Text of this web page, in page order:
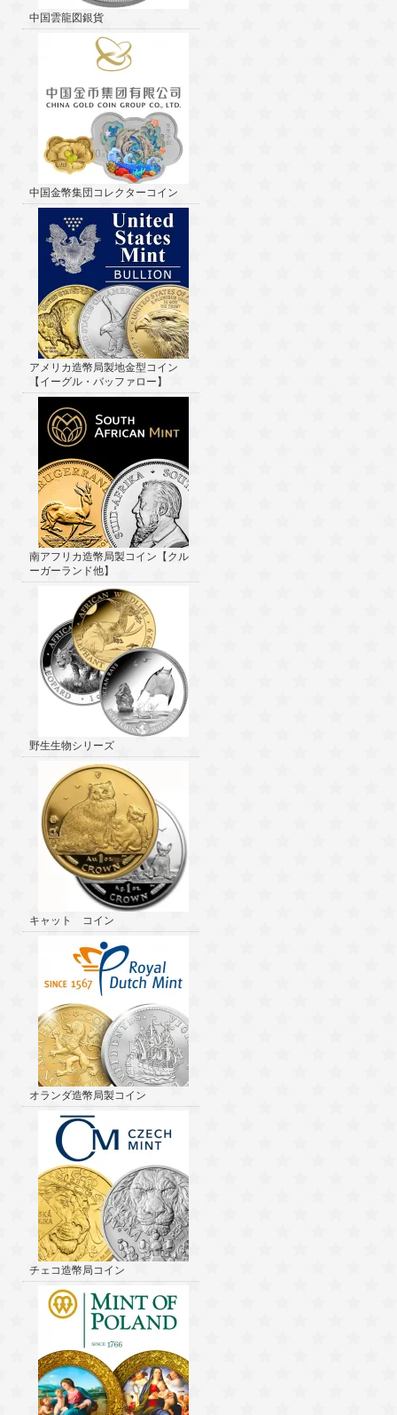
中国雲龍図銀貨
中国金幣集団コレクターコイン
アメリカ造幣局製地金型コイン
【イーグル・バッファロー】
南アフリカ造幣局製コイン【クル
ーガーランド他】
野生生物シリーズ
キャット コイン
オランダ造幣局製コイン
チェコ造幣局コイン